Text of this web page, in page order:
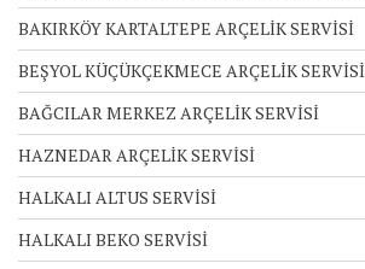
BAKIRKÖY KARTALTEPE ARÇELİK SERVİSİ
BEŞYOL KÜÇÜKÇEKMECE ARÇELİK SERVİSİ
BAĞCILAR MERKEZ ARÇELİK SERVİSİ
HAZNEDAR ARÇELİK SERVİSİ
HALKALI ALTUS SERVİSİ
HALKALI BEKO SERVİSİ